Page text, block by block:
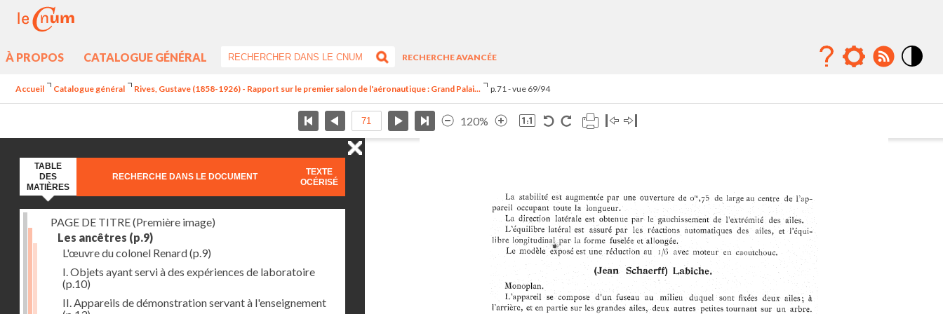
À PROPOS CATALOGUE GÉNÉRAL
RECHERCHE AVANCÉE
Accueil Catalogue général Rives, Gustave (1858-1926) - Rapport sur le premier salon de l'aéronautique : Grand Palai... p.71 - vue 69/94
120%
TABLE
DES
MATIÈRES
RECHERCHE DANS LE DOCUMENT
TEXTE
OCÉRISÉ
PAGE DE TITRE (Première image)
Les ancêtres (p.9)
L'œuvre du colonel Renard(p.9)
I. Objets ayant servi à des expériences de laboratoire
(p.10)
II. Appareils de démonstration servant à l'enseignement